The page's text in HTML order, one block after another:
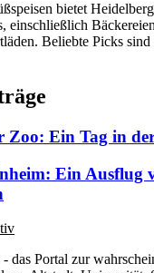
bietet
einschließlich
Beliebte Picks
Zoo: Ein Tag in
Ein Ausflug
das Portal zur